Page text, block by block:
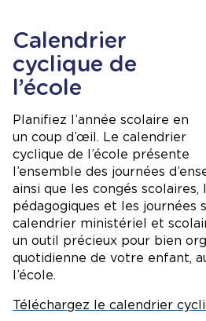
Dîner
Maternelle/jardin : 12h à 13h30
1re à 6e année : 12h25 à
Calendrier
cyclique de
l’école
Planifiez l’année scolaire en
un coup d’œil. Le calendrier
cyclique de l’école présente
l’ensemble des journées
ainsi que les congés scolaires,
pédagogiques et les journées
calendrier ministériel et
un outil précieux pour bien
quotidienne de votre enfant,
l’école.
Téléchargez le calendrier